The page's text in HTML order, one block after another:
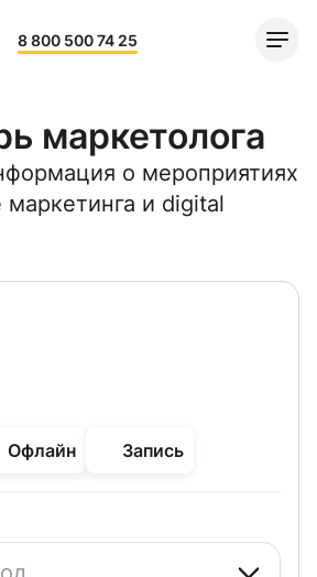
8 800 500 74 25
маркетолога
о мероприятиях
маркетинга и digital
Офлайн Запись